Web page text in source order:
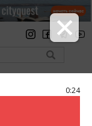
0:24
Citylife Magazine